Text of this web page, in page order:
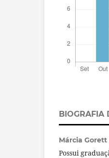
BIOGRAFIA
Márcia Gorett
Possui